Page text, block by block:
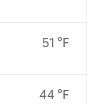
51 °F
44 °F